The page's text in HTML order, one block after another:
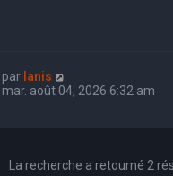
par Ianis
mar. août 04, 2026 6:32 am
La recherche a retourné 2